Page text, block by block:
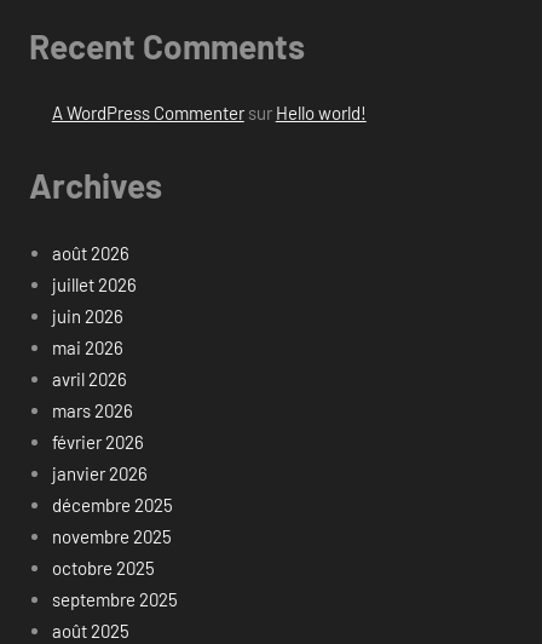
Recent Comments
A WordPress Commentersur Hello world!
Archives
août 2026
juillet 2026
juin 2026
mai 2026
avril 2026
mars 2026
février 2026
janvier 2026
décembre 2025
novembre 2025
octobre 2025
septembre 2025
août 2025